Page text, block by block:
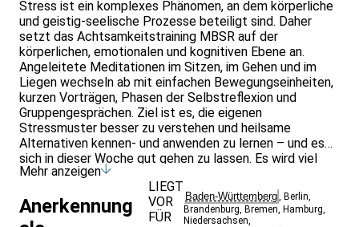
Stress ist ein komplexes Phänomen, an dem körperliche
und geistig-seelische Prozesse beteiligt sind. Daher
setzt das Achtsamkeitstraining MBSR auf der
körperlichen, emotionalen und kognitiven Ebene an.
Angeleitete Meditationen im Sitzen, im Gehen und im
Liegen wechseln ab mit einfachen Bewegungseinheiten,
kurzen Vorträgen, Phasen der Selbstreflexion und
Gruppengesprächen. Ziel ist es, die eigenen
Stressmuster besser zu verstehen und heilsame
Alternativen kennen- und anwenden zu lernen – und es
sich in dieser Woche gut gehen zu lassen. Es wird viel
geübt in diesen fünf Tagen und die MBSR-Übungen
werden so vertieft, dass Sie diese nach dem Kurs
zuhause weiterführen können. Zur Unterstützung der
häuslichen Übungspraxis werden die im Kurs
Mehr anzeigen
Anerkennung
LIEGT
VOR
FÜR
Baden-Württemberg, Berlin,
Brandenburg, Bremen, Hamburg,
Niedersachsen,